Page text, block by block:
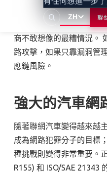
ZH 聯
這種惡意代碼。 如果駭
動攻擊，將引發更大規模
商不敢想像的最糟情況。
路攻擊，如果只靠漏洞管
應鏈風險。
強大的汽車網
隨著聯網汽車變得越來越
成為網路犯罪分子的目標
種挑戰則變得非常重要。
R155) 和 ISO/SAE 21343